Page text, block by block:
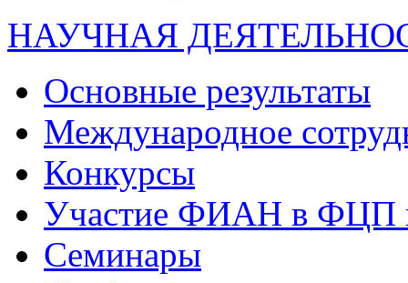
НАУЧНАЯ
Основные результаты
Международное
Конкурсы
Участие ФИАН в ФЦП
Семинары